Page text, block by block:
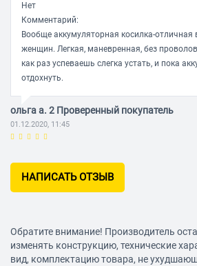
Нет
Комментарий:
Вообще аккумуляторная косилка-отличная
женщин. Легкая, маневренная, без
как раз успеваешь слегка устать, и пока
отдохнуть.
ольга а. 2 Проверенный покупатель
01.12.2020, 11:45
НАПИСАТЬ ОТЗЫВ
Обратите внимание! Производитель
изменять конструкцию, технические
вид, комплектацию товара, не